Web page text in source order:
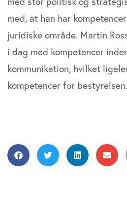
data med andre oplysninger, du
de har indsamlet fra din brug af
anvende vores hjemmeside.
med, at han har
juridiske område. Martin
i dag med kompetencer
kommunikation, hvilket
kompetencer for